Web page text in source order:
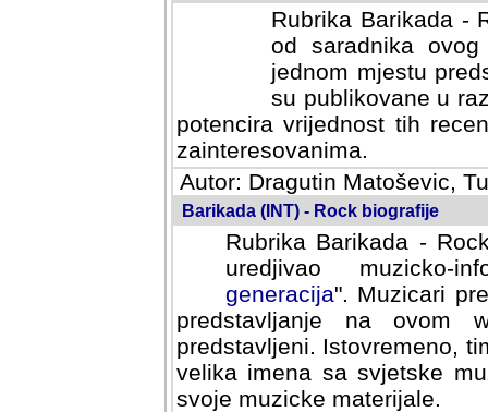
Rubrika Barikada -
od saradnika
jednom mjestu
su publikovane u
potencira vrijednost tih
zainteresovanima.
Autor: Dragutin Matoševic,
Barikada (INT) - Rock biografije
Rubrika Barikada -
uredjivao muzicko-
Muzicari predstavljeni u
na ovom web portalu
Istovremeno, tim nacinom
sa svjetske muzicke scene
materijale.